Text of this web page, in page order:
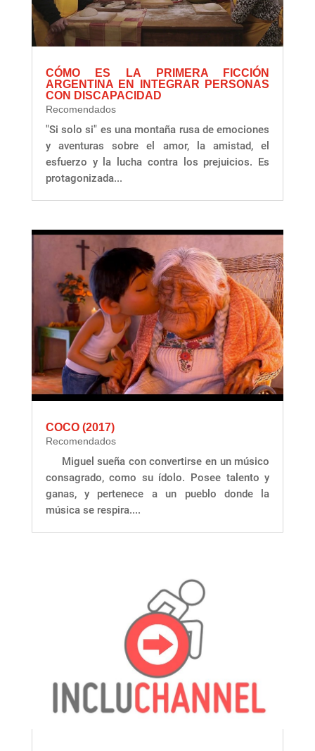
CÓMO ES LA PRIMERA FICCIÓN
ARGENTINA EN INTEGRAR PERSONAS
CON DISCAPACIDAD
Recomendados
"Si solo si" es una montaña rusa de emociones
y aventuras sobre el amor, la amistad, el
esfuerzo y la lucha contra los prejuicios. Es
protagonizada...
COCO (2017)
Recomendados
Miguel sueña con convertirse en un músico
consagrado, como su ídolo. Posee talento y
ganas, y pertenece a un pueblo donde la
música se respira....